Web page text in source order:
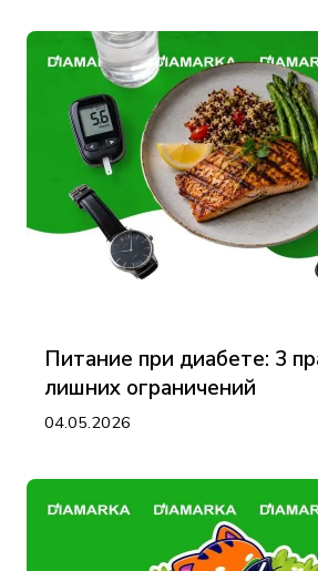
Питание при диабете: 3
лишних ограничений
04.05.2026